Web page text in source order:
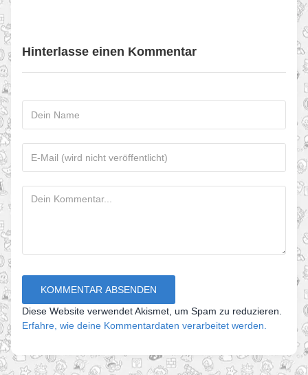
Hinterlasse einen Kommentar
Diese Website verwendet Akismet, um Spam zu reduzieren.
Erfahre, wie deine Kommentardaten verarbeitet werden.